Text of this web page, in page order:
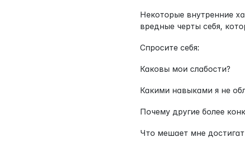
Некоторые внутренние
вредные черты себя,
Спросите себя:
Каковы мои слабости?
Какими навыками я не
Почему другие более
Что мешает мне